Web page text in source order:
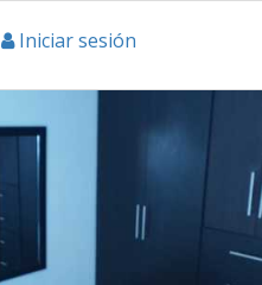
Iniciar sesión